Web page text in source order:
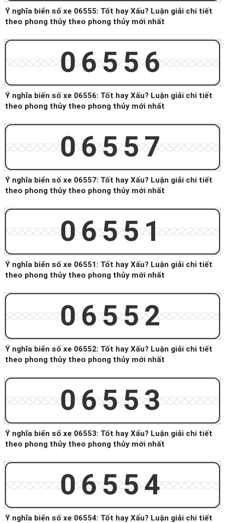
Ý nghĩa biển số xe 06555: Tốt hay Xấu? Luận giải chi tiết
theo phong thủy theo phong thủy mới nhất
06556
Ý nghĩa biển số xe 06556: Tốt hay Xấu? Luận giải chi tiết
theo phong thủy theo phong thủy mới nhất
06557
Ý nghĩa biển số xe 06557: Tốt hay Xấu? Luận giải chi tiết
theo phong thủy theo phong thủy mới nhất
06551
Ý nghĩa biển số xe 06551: Tốt hay Xấu? Luận giải chi tiết
theo phong thủy theo phong thủy mới nhất
06552
Ý nghĩa biển số xe 06552: Tốt hay Xấu? Luận giải chi tiết
theo phong thủy theo phong thủy mới nhất
06553
Ý nghĩa biển số xe 06553: Tốt hay Xấu? Luận giải chi tiết
theo phong thủy theo phong thủy mới nhất
06554
Ý nghĩa biển số xe 06554: Tốt hay Xấu? Luận giải chi tiết